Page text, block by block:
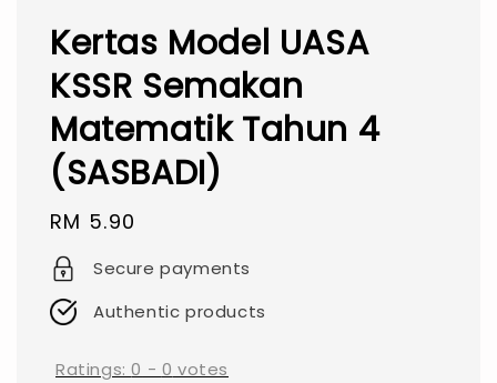
Kertas Model UASA
KSSR Semakan
Matematik Tahun 4
(SASBADI)
Regular
price
RM 5.90
Secure payments
Authentic products
Ratings:0 - 0 votes